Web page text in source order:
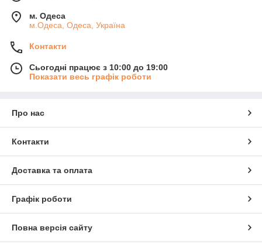
м. Одеса
м.Одеса, Одеса, Україна
Контакти
Сьогодні працює з 10:00 до 19:00
Показати весь графік роботи
Про нас
Контакти
Доставка та оплата
Графік роботи
Повна версія сайту